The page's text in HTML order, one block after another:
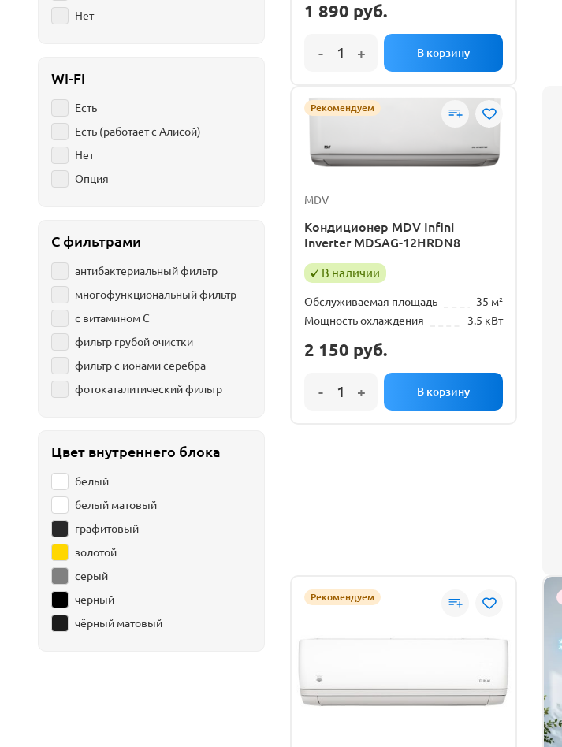
Нет
Wi-Fi
Есть
Есть (работает с Алисой)
Нет
Опция
С фильтрами
антибактериальный фильтр
многофункциональный фильтр
с витамином С
фильтр грубой очистки
фильтр с ионами серебра
фотокаталитический фильтр
Цвет внутреннего блока
белый
белый матовый
графитовый
золотой
серый
черный
чёрный матовый
1 890 руб.
Рекомендуем
MDV
Кондиционер MDV Infini
Inverter MDSAG-12HRDN8
В наличии
Обслуживаемая площадь
35 м²
Мощность охлаждения
3.5 кВт
2 150 руб.
Рекомендуем